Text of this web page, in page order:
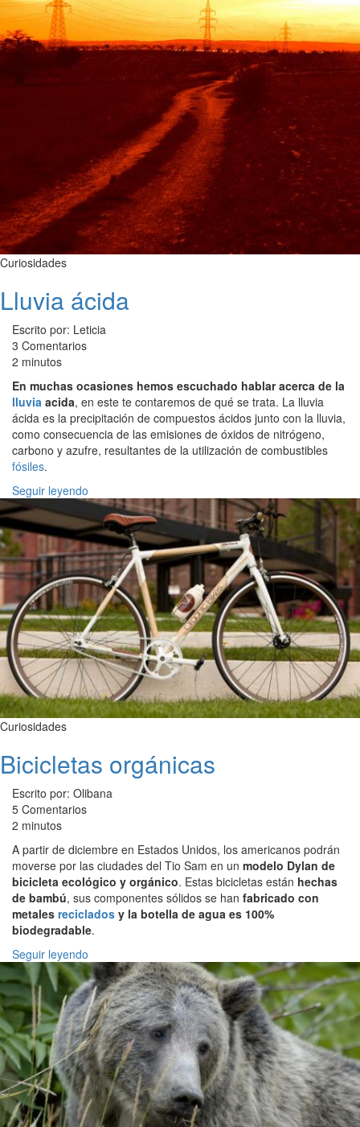
Curiosidades
Lluvia ácida
Escrito por: Leticia
3 Comentarios
2 minutos
En muchas ocasiones hemos escuchado hablar acerca de la
lluvia acida, en este te contaremos de qué se trata. La lluvia
ácida es la precipitación de compuestos ácidos junto con la lluvia,
como consecuencia de las emisiones de óxidos de nitrógeno,
carbono y azufre, resultantes de la utilización de combustibles
fósiles.
Seguir leyendo
Curiosidades
Bicicletas orgánicas
Escrito por: Olibana
5 Comentarios
2 minutos
A partir de diciembre en Estados Unidos, los americanos podrán
moverse por las ciudades del Tio Sam en un modelo Dylan de
bicicleta ecológico y orgánico. Estas bicicletas están hechas
de bambú, sus componentes sólidos se han fabricado con
metales reciclados y la botella de agua es 100%
biodegradable.
Seguir leyendo